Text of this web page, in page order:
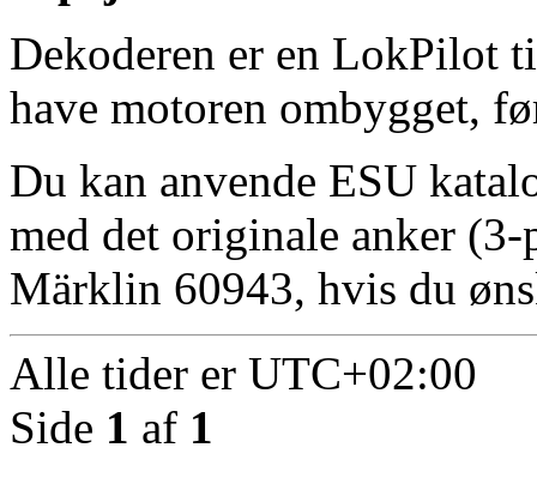
Dekoderen er en LokPilot
have motoren ombygget,
Du kan anvende ESU
med det originale anker
Märklin 60943, hvis du
Alle tider er UTC+02:00
Side 1 af 1